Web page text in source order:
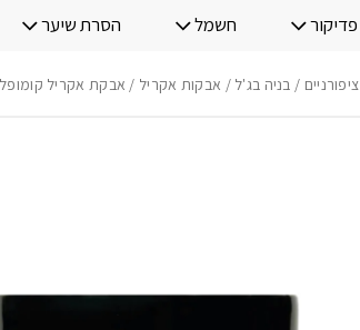
פדיקור
חשמל הסרת שיער
ציפורניים / בניה בג'ל / אבקות אקריל / אבקת אקריל קומופלאז׳